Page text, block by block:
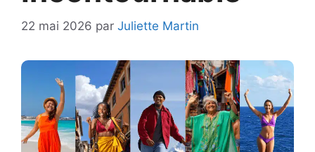
22 mai 2026 par Juliette Martin